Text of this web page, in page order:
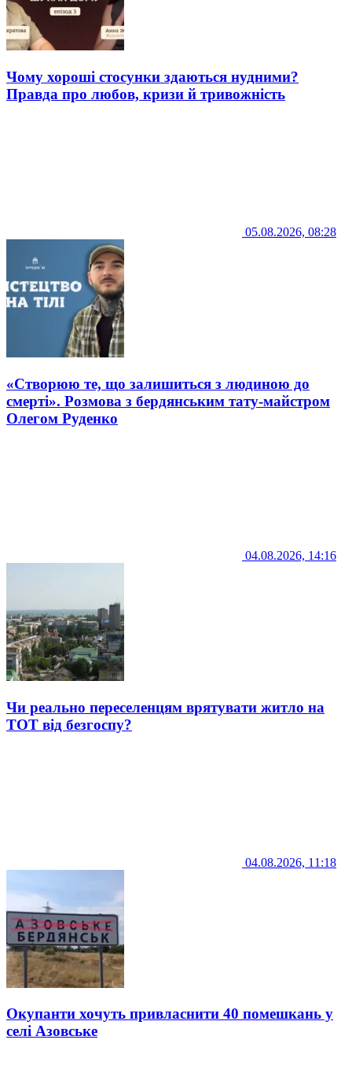
Чому хороші стосунки здаються нудними?
Правда про любов, кризи й тривожність
05.08.2026, 08:28
«Створюю те, що залишиться з людиною до
смерті». Розмова з бердянським тату-майстром
Олегом Руденко
04.08.2026, 14:16
Чи реально переселенцям врятувати житло на
ТОТ від безгоспу?
04.08.2026, 11:18
Окупанти хочуть привласнити 40 помешкань у
селі Азовське